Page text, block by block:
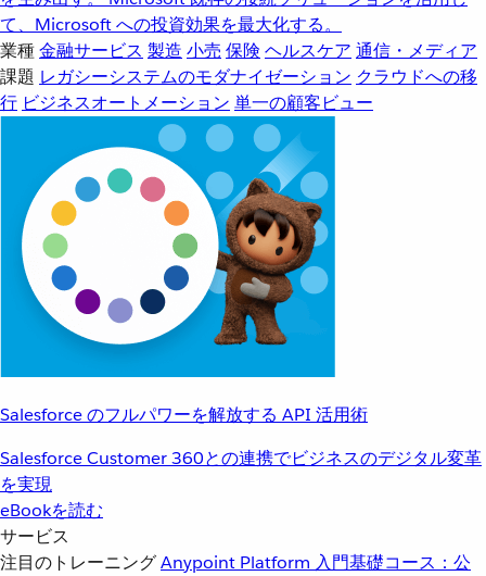
て、Microsoft への投資効果を最大化する。
業種金融サービス 製造 小売 保険 ヘルスケア 通信・メディア
課題 レガシーシステムのモダナイゼーション クラウドへの移
行 ビジネスオートメーション 単一の顧客ビュー
Salesforce のフルパワーを解放する API 活用術
Salesforce Customer 360との連携でビジネスのデジタル変革
を実現
eBookを読む
サービス
注目のトレーニングAnypoint Platform 入門基礎コース：公